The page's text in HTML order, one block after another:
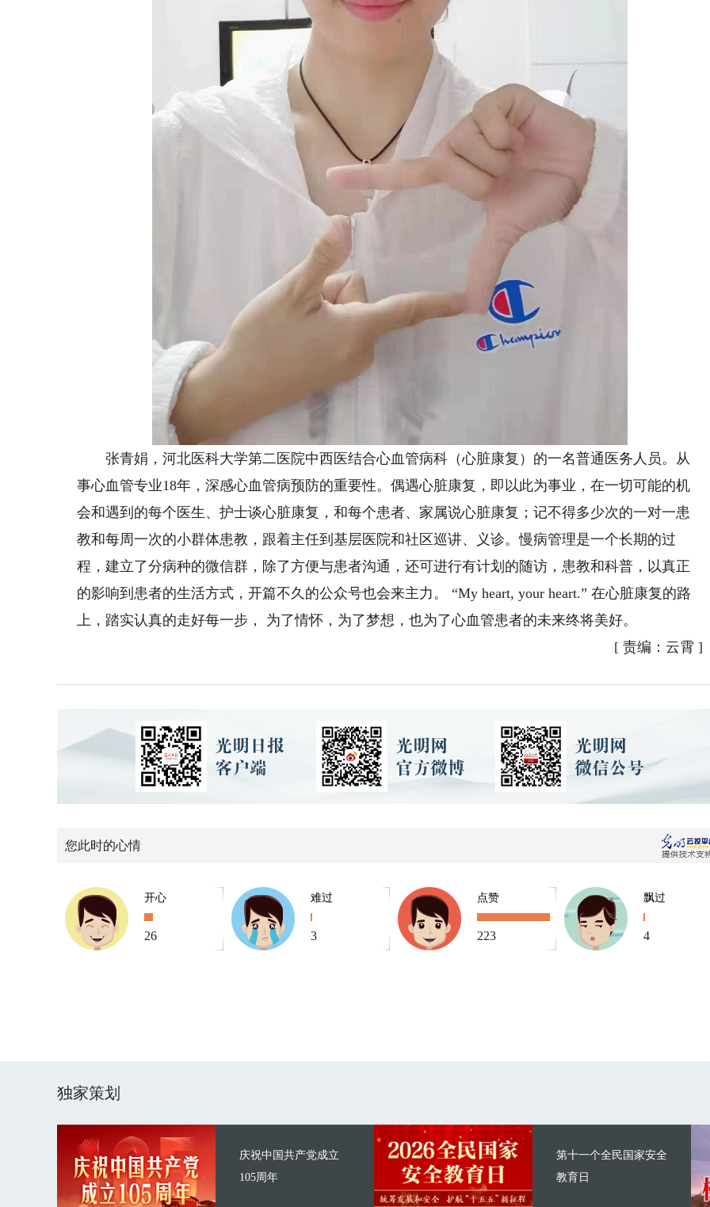
张青娟，河北医科大学第二医院中西医结合心血管病科（心脏康复）的一名普通医务人员。从
事心血管专业18年，深感心血管病预防的重要性。偶遇心脏康复，即以此为事业，在一切可能的机
会和遇到的每个医生、护士谈心脏康复，和每个患者、家属说心脏康复；记不得多少次的一对一患
教和每周一次的小群体患教，跟着主任到基层医院和社区巡讲、义诊。慢病管理是一个长期的过
程，建立了分病种的微信群，除了方便与患者沟通，还可进行有计划的随访，患教和科普，以真正
的影响到患者的生活方式，开篇不久的公众号也会来主力。 “My heart, your heart.” 在心脏康复的路
上，踏实认真的走好每一步， 为了情怀，为了梦想，也为了心血管患者的未来终将美好。
[ 责编：云霄 ]
您此时的心情
开心
26
难过
3
点赞
223
飘过
4
独家策划
庆祝中国共产党成立
105周年
第十一个全民国家安全
教育日